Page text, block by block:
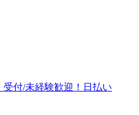
受付/未経験歓迎！日払い